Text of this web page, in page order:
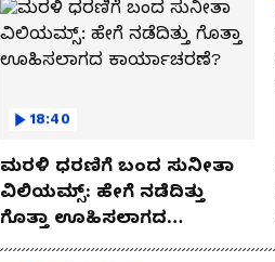
18:40
ಮರಳಿ ಧರಣಿಗೆ ಬಂದ ಸುನೀತಾ
ವಿಲಿಯಮ್ಸ್: ಹೇಗೆ ನಡೆದಿತ್ತು
ಗೊತ್ತಾ ಊಹಿಸಲಾಗದ
ಕಾರ್ಯಾಚರಣೆ?